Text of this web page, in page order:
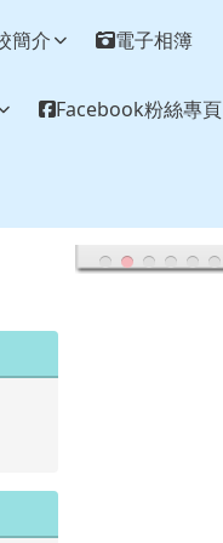
簡介 電子相簿
Facebook粉絲專頁